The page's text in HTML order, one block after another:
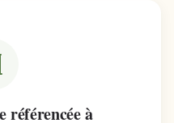
référencée à